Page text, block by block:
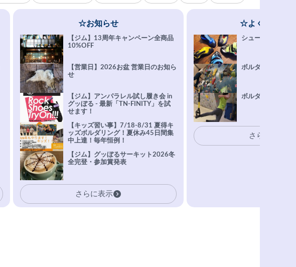
☆お知らせ
【ジム】13周年キャンペーン全商品
10%OFF
【営業日】2026お盆 営業日のお知ら
せ
【ジム】アンパラレル試し履き会 in
グッぼる - 最新「TN-FINITY」を試
せます！
【キッズ習い事】7/18-8/31 夏得キ
ッズボルダリング！夏休み45日間集
中上達！毎年恒例！
【ジム】グッぼるサーキット2026冬
全完登・参加賞発表
さらに表示
☆よくある質
シューズ選びFAQ
ボルダリング上達
ボルダリングトレ
さらに表示